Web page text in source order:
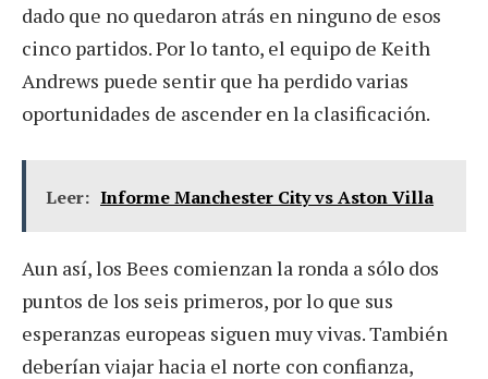
dado que no quedaron atrás en ninguno de esos
cinco partidos. Por lo tanto, el equipo de Keith
Andrews puede sentir que ha perdido varias
oportunidades de ascender en la clasificación.
Leer: Informe Manchester City vs Aston Villa
Aun así, los Bees comienzan la ronda a sólo dos
puntos de los seis primeros, por lo que sus
esperanzas europeas siguen muy vivas. También
deberían viajar hacia el norte con confianza,